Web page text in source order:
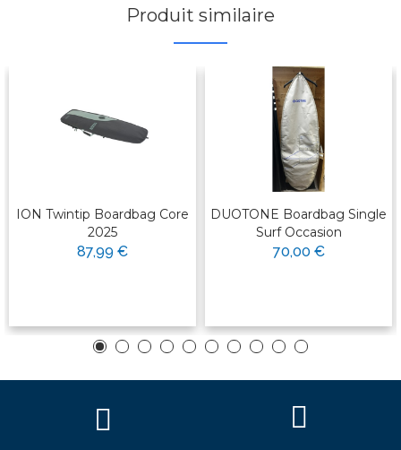
Produit similaire
ION Twintip Boardbag Core
2025
87,99 €
DUOTONE Boardbag Single
Surf Occasion
70,00 €